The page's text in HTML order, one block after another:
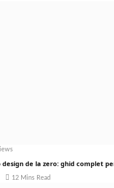
design de la zero: ghid complet
12 Mins Read